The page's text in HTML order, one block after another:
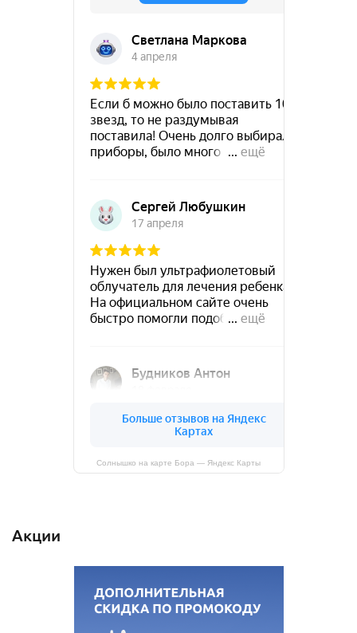
Солнышко на карте Бора — Яндекс Карты
Акции